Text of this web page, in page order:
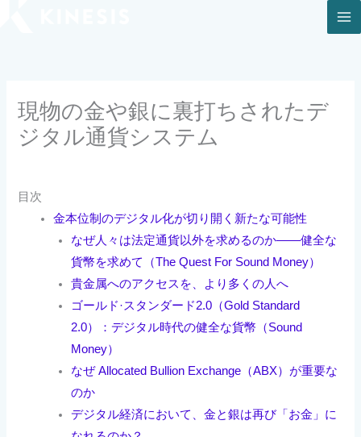
現物の金や銀に裏打ちされたデ
ジタル通貨システム
目次
金本位制のデジタル化が切り開く新たな可能性
なぜ人々は法定通貨以外を求めるのか――健全な
貨幣を求めて（The Quest For Sound Money）
貴金属へのアクセスを、より多くの人へ
ゴールド·スタンダード2.0（Gold Standard
2.0）：デジタル時代の健全な貨幣（Sound
Money）
なぜ Allocated Bullion Exchange（ABX）が重要な
のか
デジタル経済において、金と銀は再び「お金」に